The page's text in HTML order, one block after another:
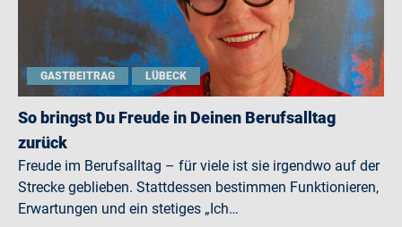
GASTBEITRAG LÜBECK
So bringst Du Freude in Deinen Berufsalltag
zurück
Freude im Berufsalltag – für viele ist sie irgendwo auf der
Strecke geblieben. Stattdessen bestimmen Funktionieren,
Erwartungen und ein stetiges „Ich…